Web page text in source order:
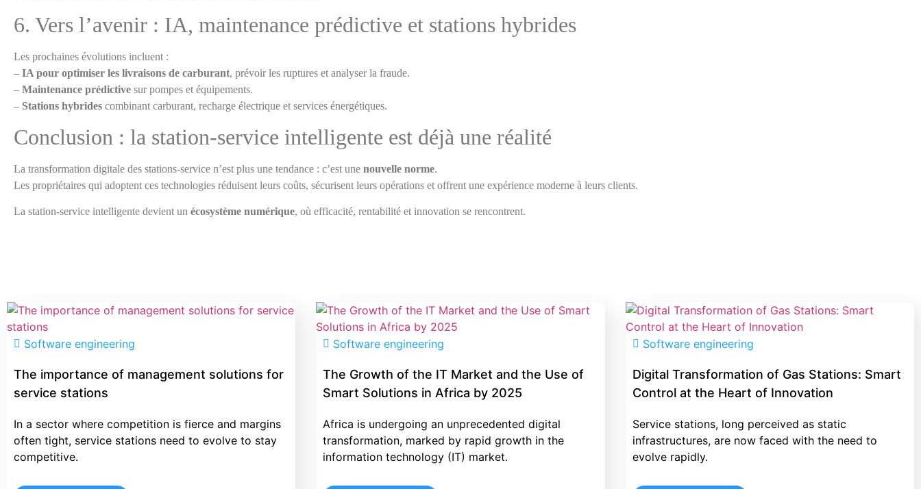
6. Vers l’avenir : IA, maintenance prédictive et stations hybrides
Les prochaines évolutions incluent :
– IA pour optimiser les livraisons de carburant, prévoir les ruptures et analyser la fraude.
– Maintenance prédictive sur pompes et équipements.
– Stations hybrides combinant carburant, recharge électrique et services énergétiques.
Conclusion : la station-service intelligente est déjà une réalité
La transformation digitale des stations-service n’est plus une tendance : c’est une nouvelle norme.
Les propriétaires qui adoptent ces technologies réduisent leurs coûts, sécurisent leurs opérations et offrent une expérience moderne à leurs clients.
La station-service intelligente devient un écosystème numérique, où efficacité, rentabilité et innovation se rencontrent.
Software engineering
The importance of management solutions for
service stations
In a sector where competition is fierce and margins
often tight, service stations need to evolve to stay
competitive.
Software engineering
The Growth of the IT Market and the Use of
Smart Solutions in Africa by 2025
Africa is undergoing an unprecedented digital
transformation, marked by rapid growth in the
information technology (IT) market.
Software engineering
Digital Transformation of Gas Stations: Smart
Control at the Heart of Innovation
Service stations, long perceived as static
infrastructures, are now faced with the need to
evolve rapidly.